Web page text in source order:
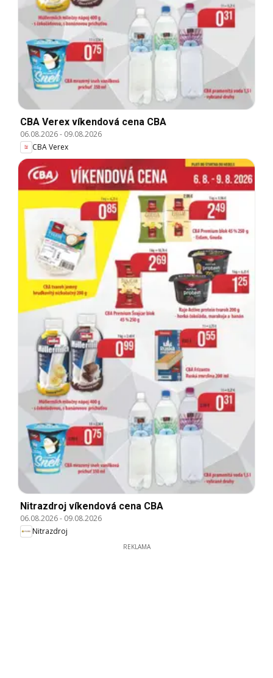
CBA Verex víkendová cena CBA
06.08.2026- 09.08.2026
CBA Verex
Nitrazdroj víkendová cena CBA
06.08.2026- 09.08.2026
Nitrazdroj
REKLAMA